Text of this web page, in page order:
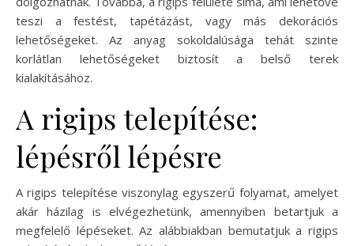
teszi a festést, tapétázást, vagy más dekorációs
lehetőségeket. Az anyag sokoldalúsága tehát szinte
korlátlan lehetőségeket biztosít a belső terek
kialakításához.
A rigips telepítése:
lépésről lépésre
A rigips telepítése viszonylag egyszerű folyamat, amelyet
akár házilag is elvégezhetünk, amennyiben betartjuk a
megfelelő lépéseket. Az alábbiakban bemutatjuk a rigips